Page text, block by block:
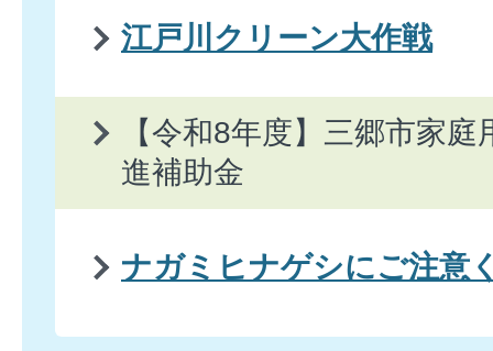
江戸川クリーン大作戦
【令和8年度】三郷市家
進補助金
ナガミヒナゲシにご注意